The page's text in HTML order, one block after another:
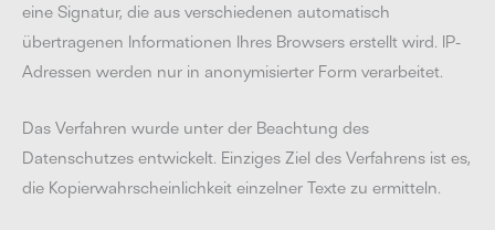
eine Signatur, die aus verschiedenen automatisch
übertragenen Informationen Ihres Browsers erstellt wird. IP-
Adressen werden nur in anonymisierter Form verarbeitet.
Das Verfahren wurde unter der Beachtung des
Datenschutzes entwickelt. Einziges Ziel des Verfahrens ist es,
die Kopierwahrscheinlichkeit einzelner Texte zu ermitteln.